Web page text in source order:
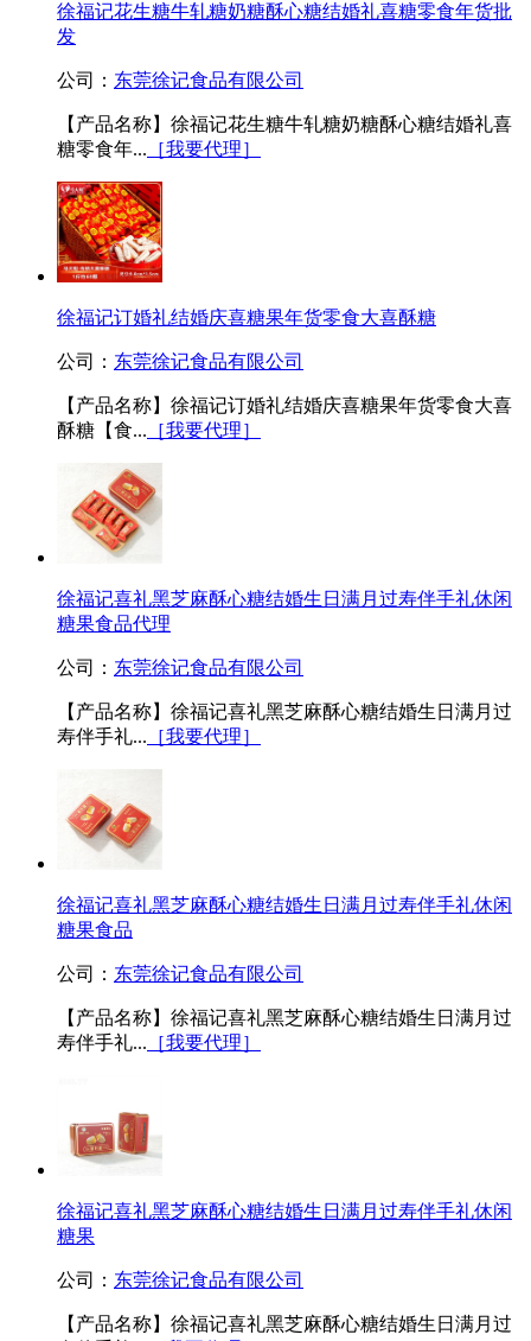
徐福记花生糖牛轧糖奶糖酥心糖结婚礼喜糖零食年货批
发
公司： 东莞徐记食品有限公司
【产品名称】徐福记花生糖牛轧糖奶糖酥心糖结婚礼喜
糖零食年... ［我要代理］
徐福记订婚礼结婚庆喜糖果年货零食大喜酥糖
公司： 东莞徐记食品有限公司
【产品名称】徐福记订婚礼结婚庆喜糖果年货零食大喜
酥糖【食... ［我要代理］
徐福记喜礼黑芝麻酥心糖结婚生日满月过寿伴手礼休闲
糖果食品代理
公司： 东莞徐记食品有限公司
【产品名称】徐福记喜礼黑芝麻酥心糖结婚生日满月过
寿伴手礼... ［我要代理］
徐福记喜礼黑芝麻酥心糖结婚生日满月过寿伴手礼休闲
糖果食品
公司： 东莞徐记食品有限公司
【产品名称】徐福记喜礼黑芝麻酥心糖结婚生日满月过
寿伴手礼... ［我要代理］
徐福记喜礼黑芝麻酥心糖结婚生日满月过寿伴手礼休闲
糖果
公司： 东莞徐记食品有限公司
【产品名称】徐福记喜礼黑芝麻酥心糖结婚生日满月过